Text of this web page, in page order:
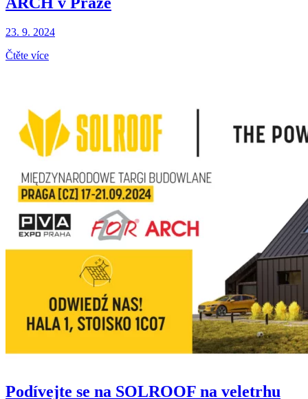
23. 9. 2024
Čtěte více
Podívejte se na SOLROOF na veletrhu